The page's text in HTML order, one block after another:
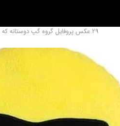
29 عکس پروفایل گروه گپ دوستانه که همه را جذب کند